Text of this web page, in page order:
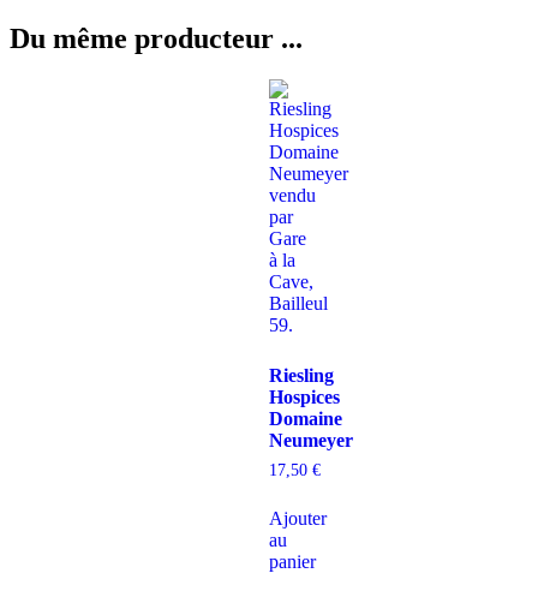
Du même producteur ...
Riesling
Hospices
Domaine
Neumeyer
17,50 €
Ajouter
au
panier